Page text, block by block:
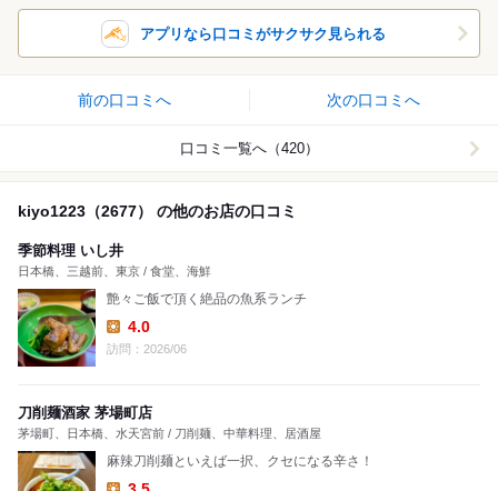
アプリなら口コミがサクサク見られる
前の口コミへ 次の口コミへ
口コミ一覧へ（420）
kiyo1223（2677） の他のお店の口コミ
季節料理 いし井
日本橋、三越前、東京 / 食堂、海鮮
艶々ご飯で頂く絶品の魚系ランチ
Lunch:
4.0
訪問：2026/06
刀削麺酒家 茅場町店
茅場町、日本橋、水天宮前 / 刀削麺、中華料理、居酒屋
麻辣刀削麺といえば一択、クセになる辛さ！